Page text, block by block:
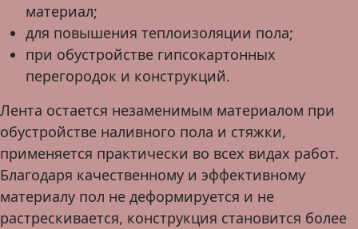
материал;
для повышения теплоизоляции пола;
при обустройстве гипсокартонных
перегородок и конструкций.
Лента остается незаменимым материалом при
обустройстве наливного пола и стяжки,
применяется практически во всех видах работ.
Благодаря качественному и эффективному
материалу пол не деформируется и не
растрескивается, конструкция становится более